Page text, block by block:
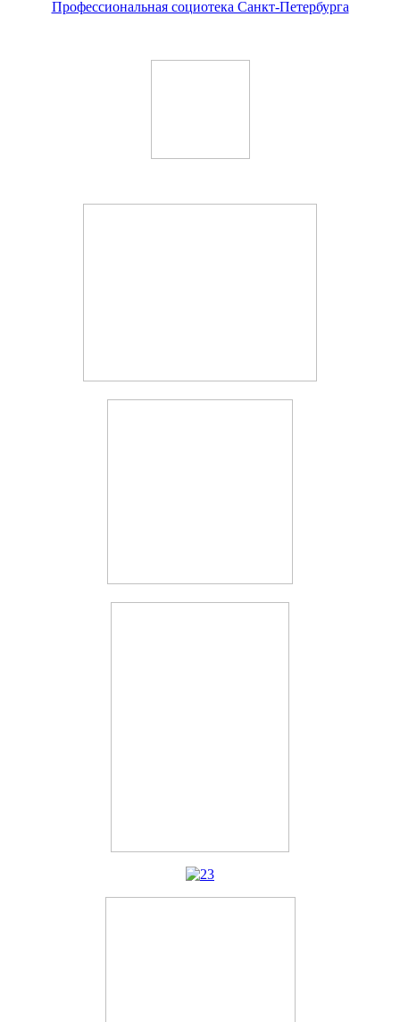
Профессиональная социотека Санкт-Петербурга